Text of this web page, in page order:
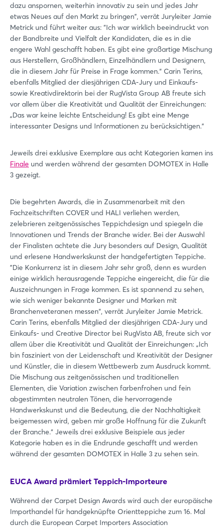
dazu anspornen, weiterhin innovativ zu sein und jedes Jahr
etwas Neues auf den Markt zu bringen", verrät Juryleiter Jamie
Metrick und führt weiter aus: "Ich war wirklich beeindruckt von
der Bandbreite und Vielfalt der Kandidaten, die es in die
engere Wahl geschafft haben. Es gibt eine großartige Mischung
aus Herstellern, Großhändlern, Einzelhändlern und Designern,
die in diesem Jahr für Preise in Frage kommen.“ Carin Terins,
ebenfalls Mitglied der diesjährigen CDA-Jury und Einkaufs-
sowie Kreativdirektorin bei der RugVista Group AB freute sich
vor allem über die Kreativität und Qualität der Einreichungen:
„Das war keine leichte Entscheidung! Es gibt eine Menge
interessanter Designs und Informationen zu berücksichtigen.“
Jeweils drei exklusive Exemplare aus acht Kategorien kamen ins
Finale und werden während der gesamten DOMOTEX in Halle
3 gezeigt.
Die begehrten Awards, die in Zusammenarbeit mit den
Fachzeitschriften COVER und HALI verliehen werden,
zelebrieren zeitgenössisches Teppichdesign und spiegeln die
Innovationen und Trends der Branche wider. Bei der Auswahl
der Finalisten achtete die Jury besonders auf Design, Qualität
und erlesene Handwerkskunst der handgefertigten Teppiche.
"Die Konkurrenz ist in diesem Jahr sehr groß, denn es wurden
einige wirklich herausragende Teppiche eingereicht, die für die
Auszeichnungen in Frage kommen. Es ist spannend zu sehen,
wie sich weniger bekannte Designer und Marken mit
Branchenveteranen messen“, verrät Juryleiter Jamie Metrick.
Carin Terins, ebenfalls Mitglied der diesjährigen CDA-Jury und
Einkaufs- und Creative Director bei RugVista AB, freute sich vor
allem über die Kreativität und Qualität der Einreichungen: „Ich
bin fasziniert von der Leidenschaft und Kreativität der Designer
und Künstler, die in diesem Wettbewerb zum Ausdruck kommt.
Die Mischung aus zeitgenössischen und traditionellen
Elementen, die Variation zwischen farbenfrohen und fein
abgestimmten neutralen Tönen, die hervorragende
Handwerkskunst und die Bedeutung, die der Nachhaltigkeit
beigemessen wird, geben mir große Hoffnung für die Zukunft
der Branche.“ Jeweils drei exklusive Beispiele aus jeder
Kategorie haben es in die Endrunde geschafft und werden
während der gesamten DOMOTEX in Halle 3 zu sehen sein.
EUCA Award prämiert Teppich-Importeure
Während der Carpet Design Awards wird auch der europäische
Importhandel für handgeknüpfte Orientteppiche zum 16. Mal
durch die European Carpet Importers Association